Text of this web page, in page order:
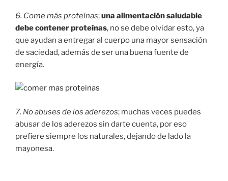
6. Come más proteínas;una alimentación saludable
debe contener proteínas, no se debe olvidar esto, ya
que ayudan a entregar al cuerpo una mayor sensación
de saciedad, además de ser una buena fuente de
energía.
7. No abuses de los aderezos; muchas veces puedes
abusar de los aderezos sin darte cuenta, por eso
prefiere siempre los naturales, dejando de lado la
mayonesa.